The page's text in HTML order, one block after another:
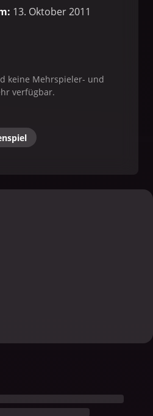
: 13. Oktober 2011
keine Mehrspieler- und
verfügbar.